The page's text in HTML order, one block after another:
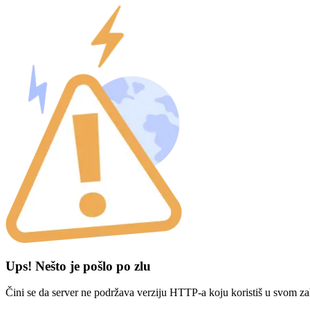
Ups! Nešto je pošlo po zlu
Čini se da server ne podržava verziju HTTP-a koju koristiš u svom